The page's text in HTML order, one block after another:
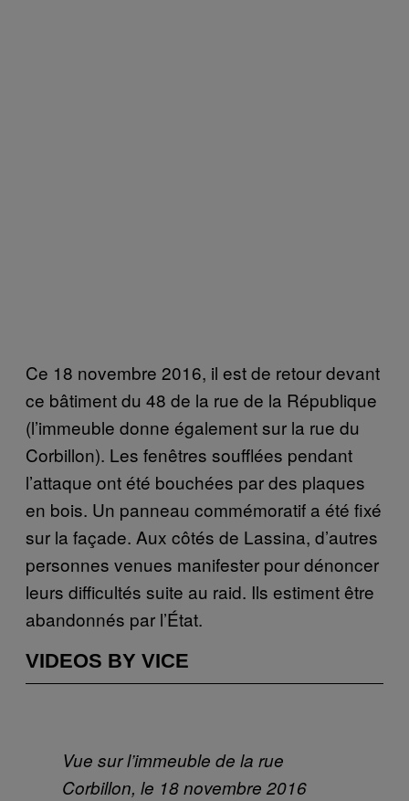
Ce 18 novembre 2016, il est de retour devant
ce bâtiment du 48 de la rue de la République
(l’immeuble donne également sur la rue du
Corbillon). Les fenêtres soufflées pendant
l’attaque ont été bouchées par des plaques
en bois. Un panneau commémoratif a été fixé
sur la façade. Aux côtés de Lassina, d’autres
personnes venues manifester pour dénoncer
leurs difficultés suite au raid. Ils estiment être
abandonnés par l’État.
VIDEOS BY VICE
Vue sur l’immeuble de la rue
Corbillon, le 18 novembre 2016